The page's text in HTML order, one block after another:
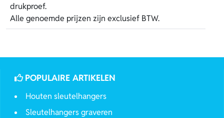
drukproef.
Alle genoemde prijzen zijn exclusief BTW.
POPULAIRE ARTIKELEN
Houten sleutelhangers
Sleutelhangers graveren